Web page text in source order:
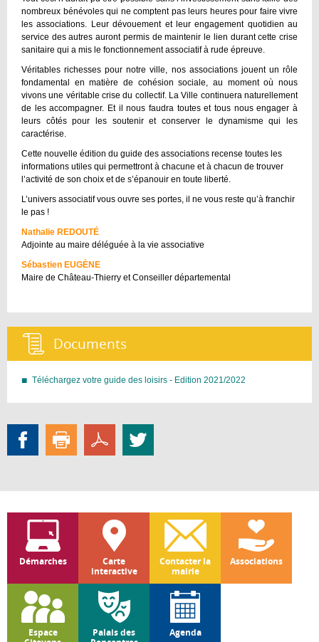
nombreux bénévoles qui ne comptent pas leurs heures pour faire vivre
les associations. Leur dévouement et leur engagement quotidien au
service des autres auront permis de maintenir le lien durant cette crise
sanitaire qui a mis le fonctionnement associatif à rude épreuve.
Véritables richesses pour notre ville, nos associations jouent un rôle
fondamental en matière de cohésion sociale, au moment où nous
vivons une véritable crise du collectif. La Ville continuera naturellement
de les accompagner. Et il nous faudra toutes et tous nous engager à
leurs côtés pour les soutenir et conserver le dynamisme qui les
caractérise.
Cette nouvelle édition du guide des associations recense toutes les
informations utiles qui permettront à chacune et à chacun de trouver
l’activité de son choix et de s’épanouir en toute liberté.
L’univers associatif vous ouvre ses portes, il ne vous reste qu’à franchir
le pas !
Nathalie REDOUTÉ
Adjointe au maire déléguée à la vie associative
Sébastien EUGÈNE
Maire de Château-Thierry et Conseiller départemental
Documents :
Téléchargez votre guide des loisirs - Edition 2021/2022
Démarches
Carte
interactive
Contacter la
mairie
Associations
Espace
Palais des
Agenda